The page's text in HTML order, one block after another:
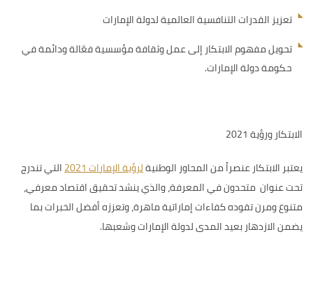
تعزيز القدرات التنافسية العالمية لدولة الإمارات
تحويل مفهوم الابتكار إلى عمل وثقافة مؤسسية فعّالة ودائمة في
حكومة دولة الإمارات.
الابتكار ورؤية 2021
يعتبر الابتكار عنصراً منالمحاور الوطنيةلرؤية الإمارات 2021
التي تندرج
تحت عنوان متحدون في المعرفة، والذي ينشد تحقيق اقتصاد معرفي،
متنوع ومرن تقوده كفاءات إماراتية ماهرة، وتعززه أفضل الخبرات بما
يضمن الازدهار بعيد المدى لدولة الإمارات وشعبها.